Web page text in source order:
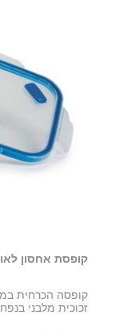
קופסת אחסון לאוכל
קופסה הכרחית
זכוכית מלבני בנפח 0.8 ליטר